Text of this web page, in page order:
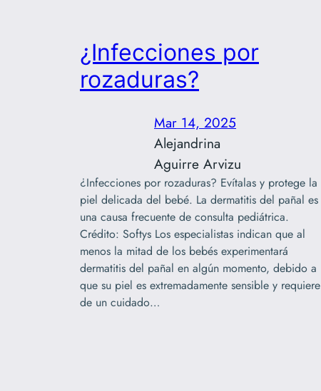
¿Infecciones por
rozaduras?
Mar 14, 2025
Alejandrina
Aguirre Arvizu
¿Infecciones por rozaduras? Evítalas y protege la
piel delicada del bebé. La dermatitis del pañal es
una causa frecuente de consulta pediátrica.
Crédito: Softys Los especialistas indican que al
menos la mitad de los bebés experimentará
dermatitis del pañal en algún momento, debido a
que su piel es extremadamente sensible y requiere
de un cuidado…